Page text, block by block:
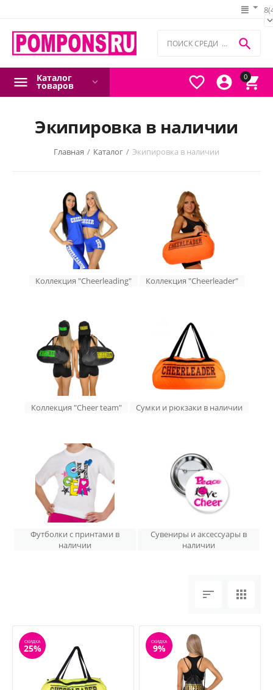
0




Каталог
товаров
Экипировка в наличии
Главная / Каталог / Экипировка в наличии
Коллекция "Сheerleading" Коллекция "Сheerleader"
Коллекция "Cheer team" Сумки и рюкзаки в наличии
Футболки с принтами в
наличии
Сувениры и аксессуары в
наличии
 
СКИДКА
25%
СКИДКА
9%